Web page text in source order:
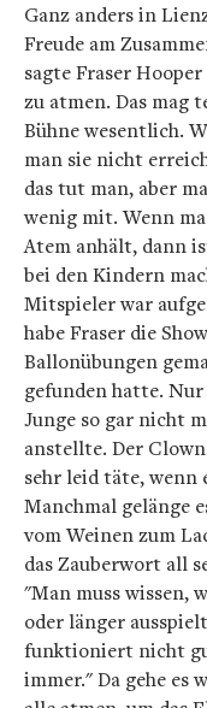
Ganz anders in
Freude am
sagte Fraser
zu atmen. Das mag
Bühne wesentlich.
man sie nicht
das tut man, aber
wenig mit. Wenn
Atem anhält, dann
bei den Kindern
Mitspieler war
habe Fraser die
Ballonübungen
gefunden hatte.
Junge so gar nicht
anstellte. Der
sehr leid täte, wenn
Manchmal gelänge
vom Weinen zum
das Zauberwort all
"Man muss wissen,
oder länger
funktioniert nicht
immer." Da gehe es